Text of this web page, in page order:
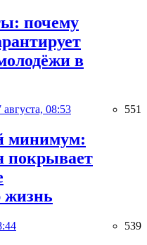
почему
в
августа, 08:53 551
минимум:
покрывает
жизнь
539